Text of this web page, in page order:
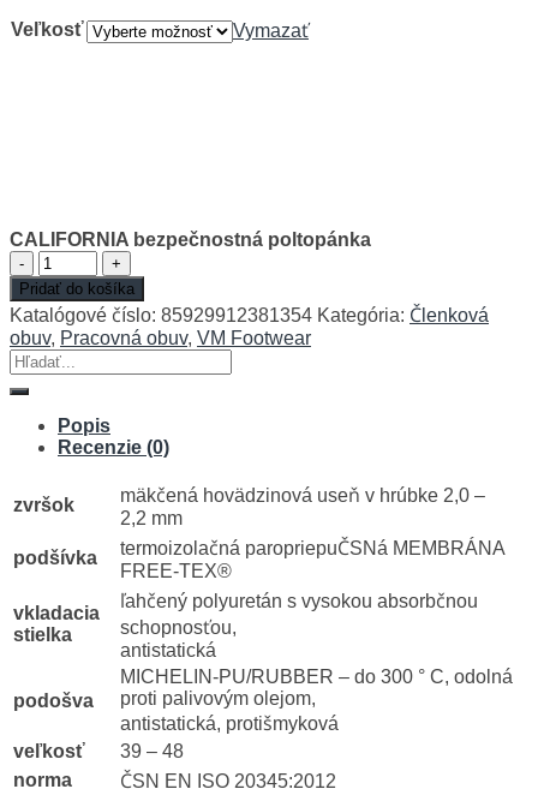
Veľkosť Vymazať
CALIFORNIA bezpečnostná poltopánka
množstvo
CALIFORNIA
bezpečnostná
poltopánka
Pridať do košíka
Katalógové číslo: 85929912381354 Kategória: Členková
obuv, Pracovná obuv, VM Footwear
Hľadať:
Popis
Recenzie (0)
zvršok
mäkčená hovädzinová useň v hrúbke 2,0 –
2,2 mm
podšívka
termoizolačná paropriepuČSNá MEMBRÁNA
FREE-TEX®
vkladacia
stielka
ľahčený polyuretán s vysokou absorbčnou
schopnosťou,
antistatická
podošva
MICHELIN-PU/RUBBER – do 300 ° C, odolná
proti palivovým olejom,
antistatická, protišmyková
veľkosť
39 – 48
norma
ČSN EN ISO 20345:2012